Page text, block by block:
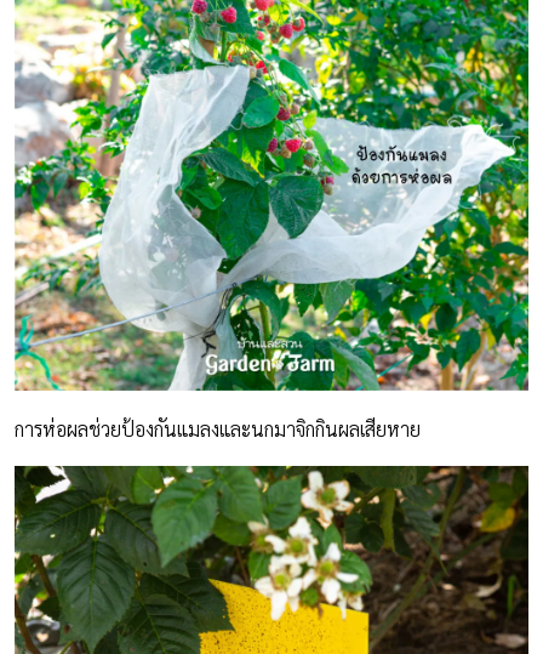
การห่อผลช่วยป้องกันแมลงและนกมาจิกกินผลเสียหาย